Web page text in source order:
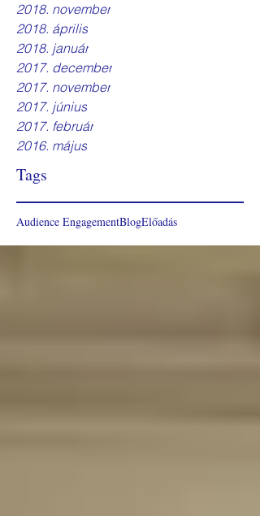
2018. november
2018. április
2018. január
2017. december
2017. november
2017. június
2017. február
2016. május
Tags
Audience EngagementBlogElőadás